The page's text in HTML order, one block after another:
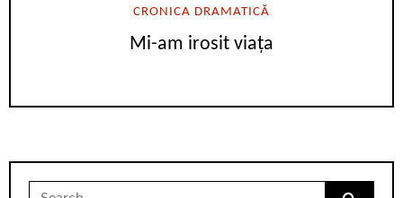
CRONICA DRAMATICĂ
Mi-am irosit viața
Search